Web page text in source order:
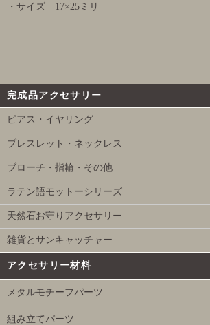
・サイズ 17×25ミリ
完成品アクセサリー
ピアス・イヤリング
ブレスレット・ネックレス
ブローチ・指輪・その他
ラテン語モットーシリーズ
天然石お守りアクセサリー
雑貨とサンキャッチャー
アクセサリー材料
メタルモチーフパーツ
組み立てパーツ